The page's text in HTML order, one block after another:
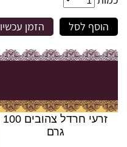
הוסף לסל
הזמן עכשיו
זרעי חרדל צהובים 100
גרם